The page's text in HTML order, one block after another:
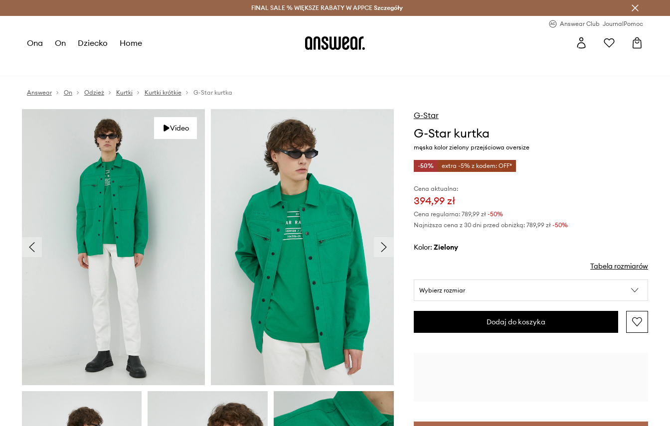
Oszczędzaj z Answear Club > Dostawa nawet w 24h >
FINAL SALE % WIĘKSZE RABATY W APPCE Szczegóły
Answear Club JournalPomoc
Ona On Dziecko Home
Answear On Odzież Kurtki Kurtki krótkie G-Star kurtka
Video
G-Star
G-Star kurtka
męska kolor zielony przejściowa oversize
-50% extra -5% z kodem: OFF*
Cena aktualna:
394,99 zł
Cena regularna: 789,99 zł-50%
Najniższa cena z 30 dni przed obniżką: 789,99 zł -50%
Kolor: zielony
Tabela rozmiarów
Wybierz rozmiar
Dodaj do koszyka